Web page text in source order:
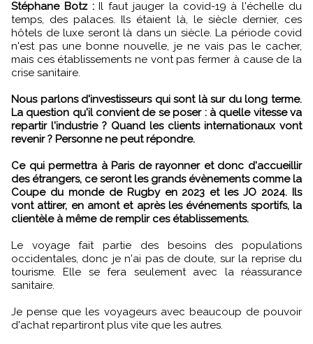
Stéphane Botz :Il faut jauger la covid-19 à l'échelle du
temps, des palaces. Ils étaient là, le siècle dernier, ces
hôtels de luxe seront là dans un siècle. La période covid
n'est pas une bonne nouvelle, je ne vais pas le cacher,
mais ces établissements ne vont pas fermer à cause de la
crise sanitaire.
Nous parlons d'investisseurs qui sont là sur du long terme.
La question qu'il convient de se poser : à quelle vitesse va
repartir l'industrie ? Quand les clients internationaux vont
revenir ? Personne ne peut répondre.
Ce qui permettra à Paris de rayonner et donc d'accueillir
des étrangers, ce seront les grands évènements comme la
Coupe du monde de Rugby en 2023 et les JO 2024. Ils
vont attirer, en amont et après les événements sportifs, la
clientèle à même de remplir ces établissements.
Le voyage fait partie des besoins des populations
occidentales, donc je n'ai pas de doute, sur la reprise du
tourisme. Elle se fera seulement avec la réassurance
sanitaire.
Je pense que les voyageurs avec beaucoup de pouvoir
d'achat repartiront plus vite que les autres.